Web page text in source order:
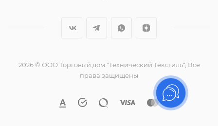
2026 © ООО Торговый дом "Технический Текстиль", Все
права защищены